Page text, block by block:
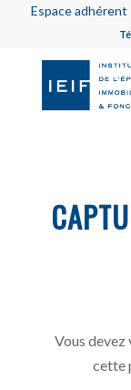
Espace adhérent
Vous devez
cette